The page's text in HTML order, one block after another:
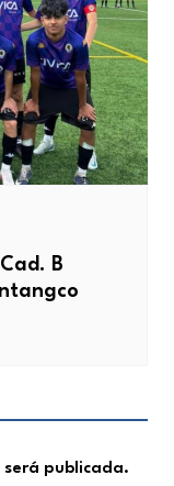
B
será publicada.